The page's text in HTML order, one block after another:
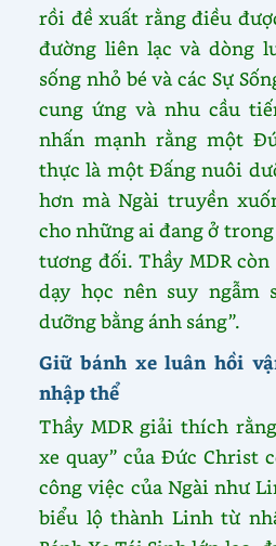
rồi đề xuất rằng điều
đường liên lạc và dòng
sống nhỏ bé và các Sự
cung ứng và nhu cầu
nhấn mạnh rằng một
thực là một Đấng nuôi
hơn mà Ngài truyền
cho những ai đang ở
tương đối. Thầy MDR
dạy học nên suy ngẫm
dưỡng bằng ánh sáng”.
Giữ bánh xe luân hồi
nhập thể
Thầy MDR giải thích
xe quay” của Đức Christ
công việc của Ngài như
biểu lộ thành Linh từ